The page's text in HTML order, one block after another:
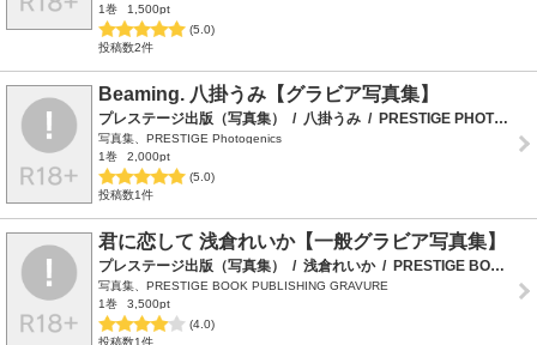
1巻
1,500pt
(5.0)
投稿数2件
Beaming. 八掛うみ【グラビア写真集】
プレステージ出版（写真集） / 八掛うみ / PRESTIGE PHOTOGENICS
写真集、PRESTIGE Photogenics
1巻
2,000pt
(5.0)
投稿数1件
君に恋して 浅倉れいか【一般グラビア写真集】
プレステージ出版（写真集） / 浅倉れいか / PRESTIGE BOOK PUBLISHING GRAVURE
写真集、PRESTIGE BOOK PUBLISHING GRAVURE
1巻
3,500pt
(4.0)
投稿数1件